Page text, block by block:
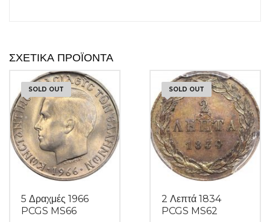
ΣΧΕΤΙΚΆ ΠΡΟΪΌΝΤΑ
SOLD OUT
5 Δραχμές 1966
PCGS MS66
SOLD OUT
2 Λεπτά 1834
PCGS MS62